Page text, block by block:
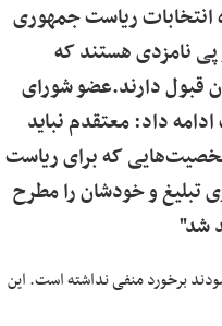
انتخابات ریاست جمهوری
پی نامزدی هستند که
قبول دارند.عضو شورای
داد: معتقدم نباید
که برای ریاست
تبلیغ و خودشان را مطرح
شد"
برخورد منفی نداشته است. این